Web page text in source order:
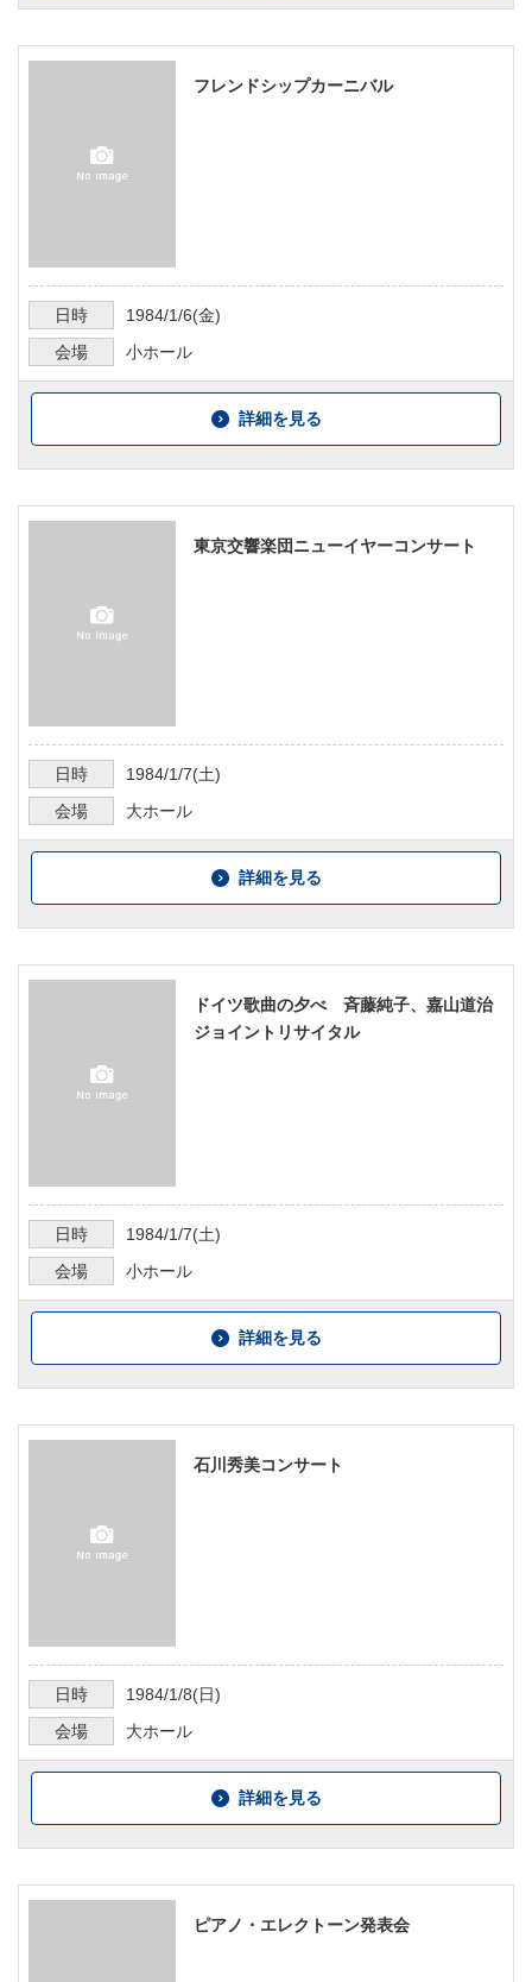
フレンドシップカーニバル
日時 1984/1/6(金)
会場
小ホール
詳細を見る
東京交響楽団ニューイヤーコンサート
日時 1984/1/7(土)
会場
大ホール
詳細を見る
ドイツ歌曲の夕べ 斉藤純子、嘉山道治
ジョイントリサイタル
日時 1984/1/7(土)
会場
小ホール
詳細を見る
石川秀美コンサート
日時 1984/1/8(日)
会場
大ホール
詳細を見る
ピアノ・エレクトーン発表会